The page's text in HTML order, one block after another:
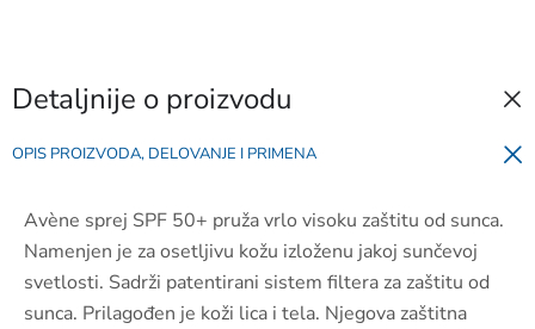
Detaljnije o proizvodu
OPIS PROIZVODA, DELOVANJE I PRIMENA
Avène sprej SPF 50+ pruža vrlo visoku zaštitu od sunca.
Namenjen je za osetljivu kožu izloženu jakoj sunčevoj
svetlosti. Sadrži patentirani sistem filtera za zaštitu od
sunca. Prilagođen je koži lica i tela. Njegova zaštitna